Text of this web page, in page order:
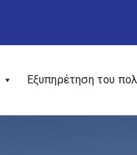
Εξυπηρέτηση του